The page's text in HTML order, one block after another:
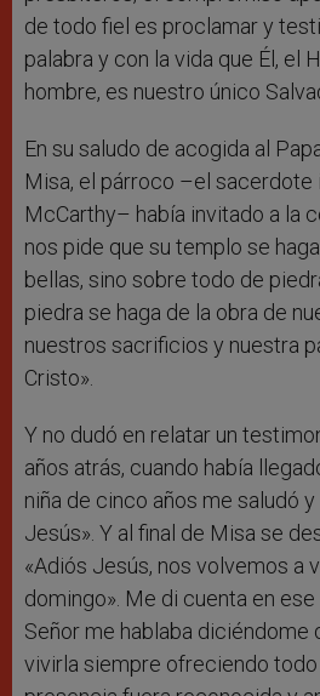
de todo fiel es proclamar y
palabra y con la vida que Él, el
hombre, es nuestro único
En su saludo de acogida al
Misa, el párroco –el sacerdote
McCarthy– había invitado a la
nos pide que su templo se
bellas, sino sobre todo de
piedra se haga de la obra de
nuestros sacrificios y nuestra
Cristo».
Y no dudó en relatar un
años atrás, cuando había
niña de cinco años me saludó y
Jesús». Y al final de Misa se
«Adiós Jesús, nos volvemos a
domingo». Me di cuenta en
Señor me hablaba diciéndome
vivirla siempre ofreciendo todo